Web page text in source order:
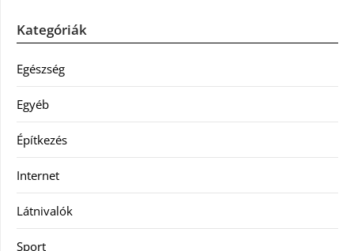
Kategóriák
Egészség
Egyéb
Építkezés
Internet
Látnivalók
Sport